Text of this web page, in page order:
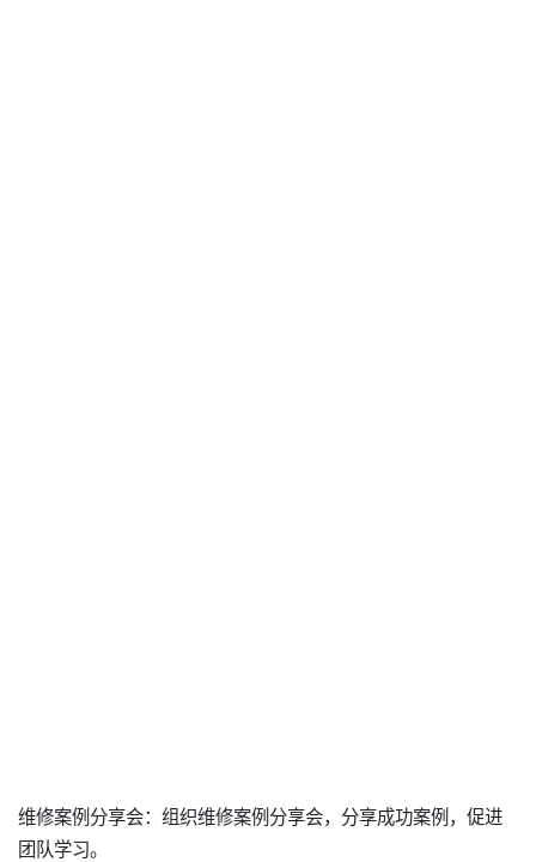
维修案例分享会：组织维修案例分享会，分享成功案例，促进
团队学习。